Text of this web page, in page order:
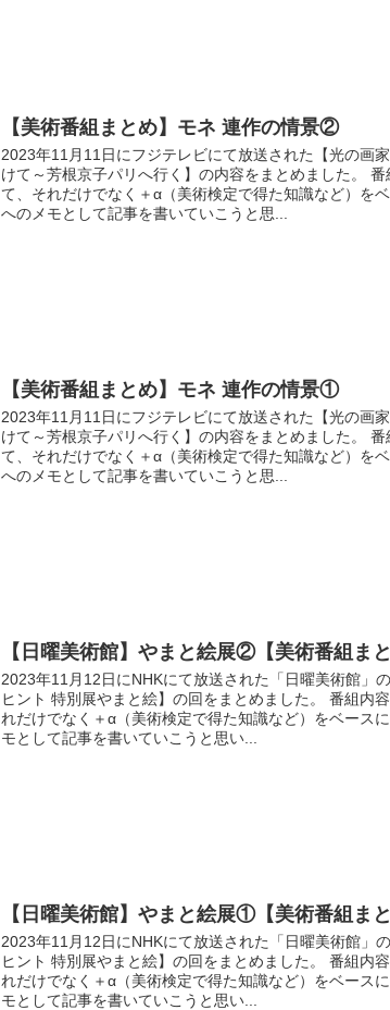
【美術番組まとめ】モネ 連作の情景②
2023年11月11日にフジテレビにて放送された【光の画
けて～芳根京子パリへ行く】の内容をまとめました。 番
て、それだけでなく＋α（美術検定で得た知識など）を
へのメモとして記事を書いていこうと思...
【美術番組まとめ】モネ 連作の情景①
2023年11月11日にフジテレビにて放送された【光の画
けて～芳根京子パリへ行く】の内容をまとめました。 番
て、それだけでなく＋α（美術検定で得た知識など）を
へのメモとして記事を書いていこうと思...
【日曜美術館】やまと絵展②【美術番組まと
2023年11月12日にNHKにて放送された「日曜美術館」
ヒント 特別展やまと絵】の回をまとめました。 番組内
れだけでなく＋α（美術検定で得た知識など）をベース
モとして記事を書いていこうと思い...
【日曜美術館】やまと絵展①【美術番組まと
2023年11月12日にNHKにて放送された「日曜美術館」
ヒント 特別展やまと絵】の回をまとめました。 番組内
れだけでなく＋α（美術検定で得た知識など）をベース
モとして記事を書いていこうと思い...